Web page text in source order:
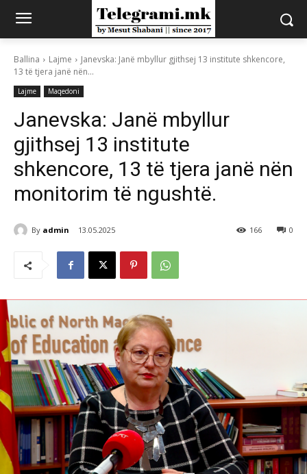
Ballina Lajme
Janevska: Janë mbyllur gjithsej 13 institute shkencore,
13 të tjera janë nën...
Lajme Maqedoni
Janevska: Janë mbyllur
gjithsej 13 institute
shkencore, 13 të tjera janë nën
monitorim të ngushtë.
By admin 13.05.2025 0
166